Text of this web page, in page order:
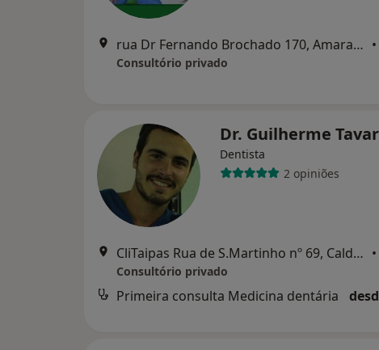
rua Dr Fernando Brochado 170, Amarante •
Consultório privado
Dr. Guilherme
Dentista
2 opiniões
CliTaipas Rua de S.Martinho nº 69, Caldas Das Taipas •
Consultório privado
Primeira consulta Medicina dentária